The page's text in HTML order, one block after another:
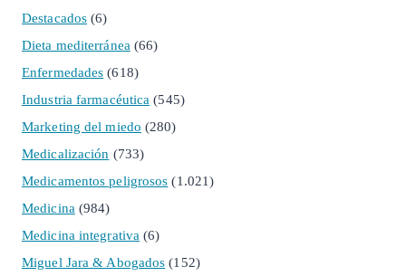
Destacados (6)
Dieta mediterránea (66)
Enfermedades (618)
Industria farmacéutica (545)
Marketing del miedo (280)
Medicalización (733)
Medicamentos peligrosos (1.021)
Medicina (984)
Medicina integrativa (6)
Miguel Jara & Abogados (152)